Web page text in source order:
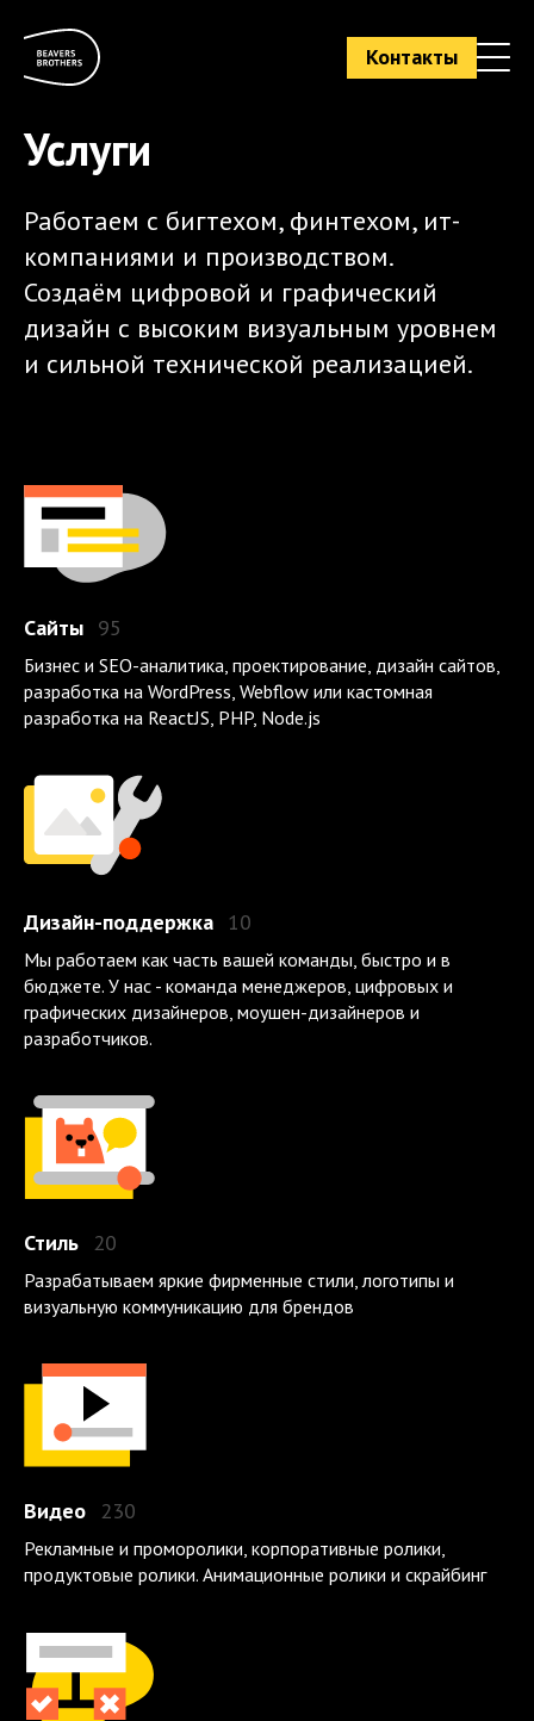
Контакты
Услуги
Работаем с бигтехом, финтехом, ит-
компаниями и производством.
Создаём цифровой и графический
дизайн с высоким визуальным уровнем
и сильной технической реализацией.
Сайты 95
Бизнес и SEO-аналитика, проектирование, дизайн сайтов,
разработка на WordPress, Webflow или кастомная
разработка на ReactJS, PHP, Node.js
Дизайн-поддержка 10
Мы работаем как часть вашей команды, быстро и в
бюджете. У нас - команда менеджеров, цифровых и
графических дизайнеров, моушен-дизайнеров и
разработчиков.
Стиль 20
Разрабатываем яркие фирменные стили, логотипы и
визуальную коммуникацию для брендов
Видео 230
Рекламные и проморолики, корпоративные ролики,
продуктовые ролики. Анимационные ролики и скрайбинг